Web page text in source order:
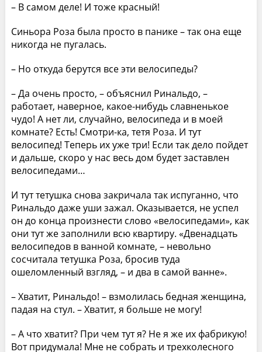
– В самом деле! И тоже красный!
Синьора Роза была просто в панике – так она еще
никогда не пугалась.
– Но откуда берутся все эти велосипеды?
– Да очень просто, – объяснил Ринальдо, –
работает, наверное, какое-нибудь славненькое
чудо! А нет ли, случайно, велосипеда и в моей
комнате? Есть! Смотри-ка, тетя Роза. И тут
велосипед! Теперь их уже три! Если так дело пойдет
и дальше, скоро у нас весь дом будет заставлен
велосипедами…
И тут тетушка снова закричала так испуганно, что
Ринальдо даже уши зажал. Оказывается, не успел
он до конца произнести слово «велосипедами», как
они тут же заполнили всю квартиру. «Двенадцать
велосипедов в ванной комнате, – невольно
сосчитала тетушка Роза, бросив туда
ошеломленный взгляд, – и два в самой ванне».
– Хватит, Ринальдо! – взмолилась бедная женщина,
падая на стул. – Хватит, я больше не могу!
– А что хватит? При чем тут я? Не я же их фабрикую!
Вот придумала! Мне не собрать и трехколесного